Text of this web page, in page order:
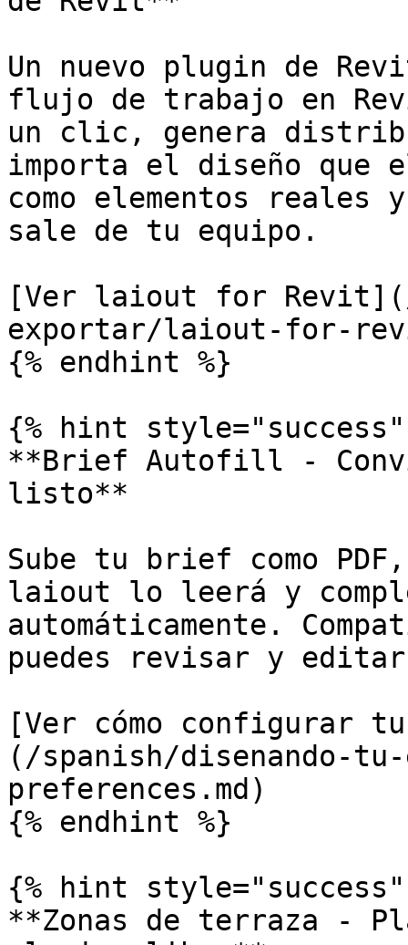
Un nuevo plugin de
flujo de trabajo en
un clic, genera
importa el diseño que
como elementos
sale de tu equipo.
[Ver laiout for
exportar/laiout-for-
{% endhint %}
{% hint style="success"
**Brief Autofill -
listo**
Sube tu brief como PDF,
laiout lo leerá y
automáticamente.
puedes revisar y
[Ver cómo configurar
(/spanish/disenando-
preferences.md)
{% endhint %}
{% hint style="success"
**Zonas de terraza -